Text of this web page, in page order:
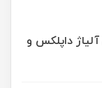
داپلکس و